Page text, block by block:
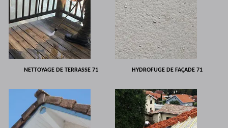
NETTOYAGE DE TERRASSE 71 HYDROFUGE DE FAÇADE 71